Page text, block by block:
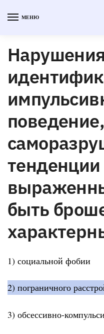
МЕНЮ
Нарушения
поведение,
тенденции
быть
1) социальной фобии
2) пограничного
3) обсессивно-